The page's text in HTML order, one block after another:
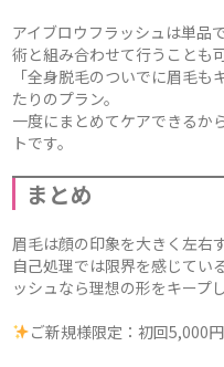
アイブロウフラッシュは単品
術と組み合わせて行うことも
「全身脱毛のついでに眉毛
たりのプラン。
一度にまとめてケアできるか
トです。
まとめ
眉毛は顔の印象を大きく左右
自己処理では限界を感じてい
ッシュなら理想の形をキープ
ご新規様限定：初回5,000